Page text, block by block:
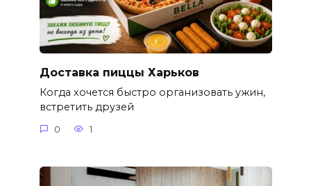
Доставка пиццы Харьков
Когда хочется быстро организовать ужин,
встретить друзей
0 1